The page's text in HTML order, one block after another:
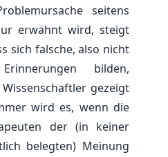
seitens
erwähnt wird, steigt
sich falsche, also nicht
bilden,
gezeigt
wird es, wenn die
der (in keiner
belegten) Meinung